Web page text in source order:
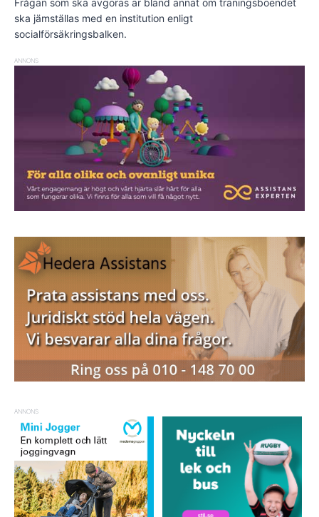
Frågan som ska avgöras är bland annat om träningsboendet
ska jämställas med en institution enligt
socialförsäkringsbalken.
ANNONS
ANNONS